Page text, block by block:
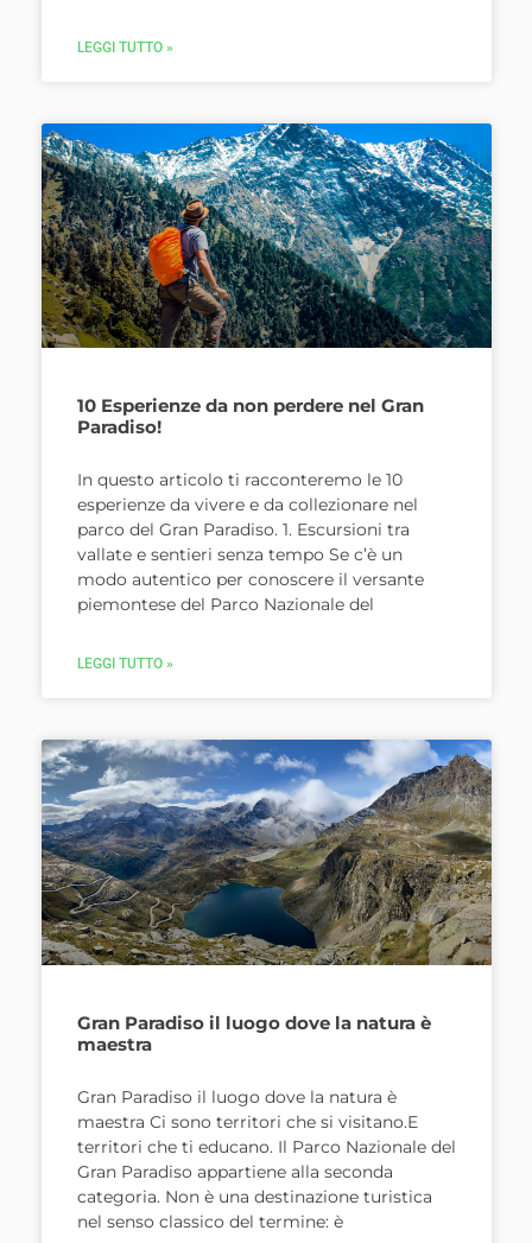
LEGGI TUTTO »
10 Esperienze da non perdere nel Gran
Paradiso!
In questo articolo ti racconteremo le 10
esperienze da vivere e da collezionare nel
parco del Gran Paradiso. 1. Escursioni tra
vallate e sentieri senza tempo Se c’è un
modo autentico per conoscere il versante
piemontese del Parco Nazionale del
LEGGI TUTTO »
Gran Paradiso il luogo dove la natura è
maestra
Gran Paradiso il luogo dove la natura è
maestra Ci sono territori che si visitano.E
territori che ti educano. Il Parco Nazionale del
Gran Paradiso appartiene alla seconda
categoria. Non è una destinazione turistica
nel senso classico del termine: è